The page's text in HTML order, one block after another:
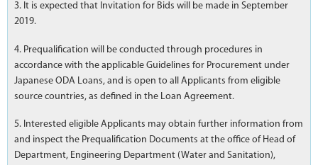
3. It is expected that Invitation for Bids will be made in September
2019.
4. Prequalification will be conducted through procedures in
accordance with the applicable Guidelines for Procurement under
Japanese ODA Loans, and is open to all Applicants from eligible
source countries, as defined in the Loan Agreement.
5. Interested eligible Applicants may obtain further information from
and inspect the Prequalification Documents at the office of Head of
Department, Engineering Department (Water and Sanitation),